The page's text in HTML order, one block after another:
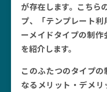
が存在します。こちら
プ、「テンプレート
ーメイドタイプの制
を紹介します。
このふたつのタイプ
なるメリット・デメ